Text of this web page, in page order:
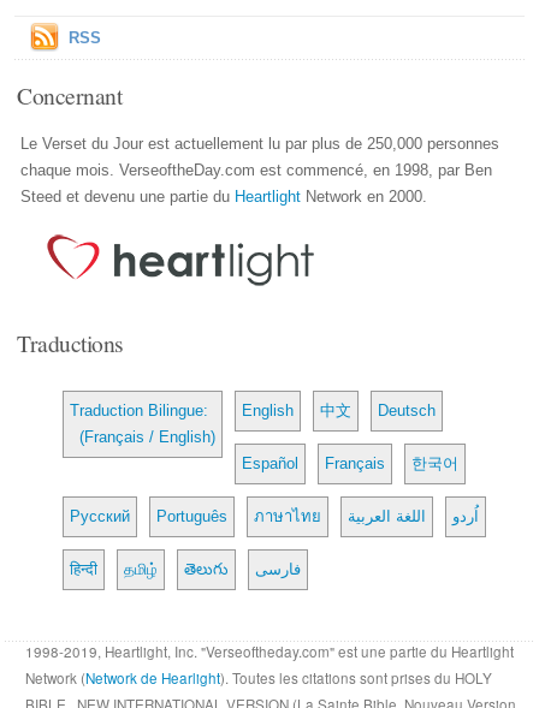
RSS
Concernant
Le Verset du Jour est actuellement lu par plus de 250,000 personnes
chaque mois. VerseoftheDay.com est commencé, en 1998, par Ben
Steed et devenu une partie du Heartlight Network en 2000.
Traductions
Traduction Bilingue:
(Français / English)
English 中文 Deutsch
Español Français 한국어
Русский Português ภาษาไทย اللغة العربية اُردو
हिन्दी தமிழ் తెలుగు فارسی
1998-2019, Heartlight, Inc. "Verseoftheday.com" est une partie du Heartlight
Network (Network de Hearlight). Toutes les citations sont prises du HOLY